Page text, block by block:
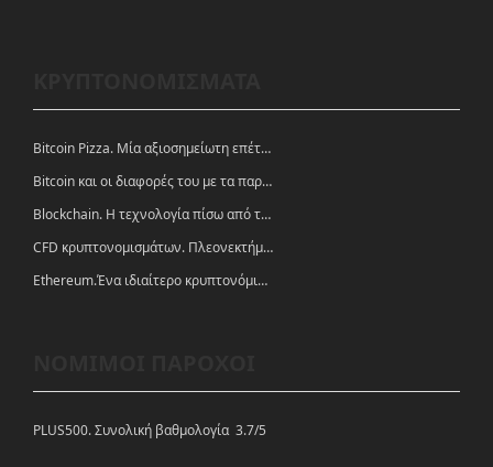
Bitcoin Pizza. Μία αξιοσημείωτη επέτειος.
Bitcoin και οι διαφορές του με τα παραδοσιακά νομίσματα
Blockchain. Η τεχνολογία πίσω από τα κρυπτονομίσματα
CFD κρυπτονομισμάτων. Πλεονεκτήματα και ευκαιρίες
Ethereum.Ένα ιδιαίτερο κρυπτονόμισμα-πλατφόρμα
PLUS500. Συνολική βαθμολογία 3.7/5